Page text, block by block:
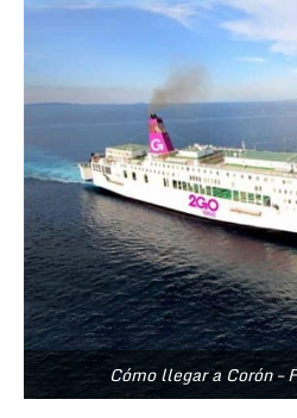
Cómo llegar a Corón –